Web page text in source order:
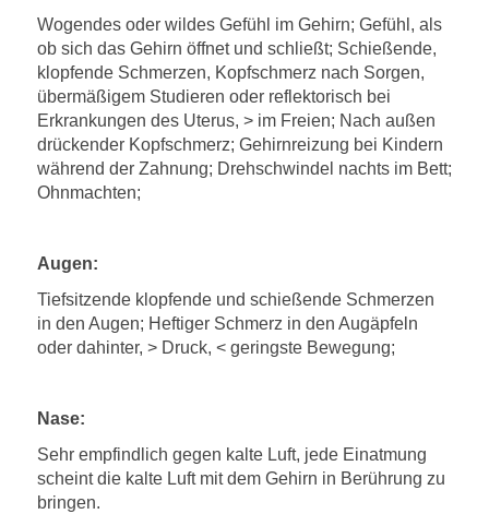
Wogendes oder wildes Gefühl im Gehirn; Gefühl, als
ob sich das Gehirn öffnet und schließt; Schießende,
klopfende Schmerzen, Kopfschmerz nach Sorgen,
übermäßigem Studieren oder reflektorisch bei
Erkrankungen des Uterus, > im Freien; Nach außen
drückender Kopfschmerz; Gehirnreizung bei Kindern
während der Zahnung; Drehschwindel nachts im Bett;
Ohnmachten;
Augen:
Tiefsitzende klopfende und schießende Schmerzen
in den Augen; Heftiger Schmerz in den Augäpfeln
oder dahinter, > Druck, < geringste Bewegung;
Nase:
Sehr empfindlich gegen kalte Luft, jede Einatmung
scheint die kalte Luft mit dem Gehirn in Berührung zu
bringen.